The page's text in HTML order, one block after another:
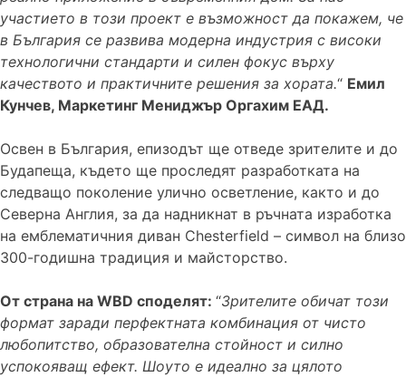
участието в този проект е възможност да покажем, че
в България се развива модерна индустрия с високи
технологични стандарти и силен фокус върху
качеството и практичните решения за хората.“ Eмил
Кунчев, Маркетинг Мениджър Оргахим ЕАД.
Освен в България, епизодът ще отведе зрителите и до
Будапеща, където ще проследят разработката на
следващо поколение улично осветление, както и до
Северна Англия, за да надникнат в ръчната изработка
на емблематичния диван Chesterfield – символ на близо
300-годишна традиция и майсторство.
От страна на WBD споделят: “Зрителите обичат този
формат заради перфектната комбинация от чисто
любопитство, образователна стойност и силно
успокояващ ефект. Шоуто е идеално за цялото